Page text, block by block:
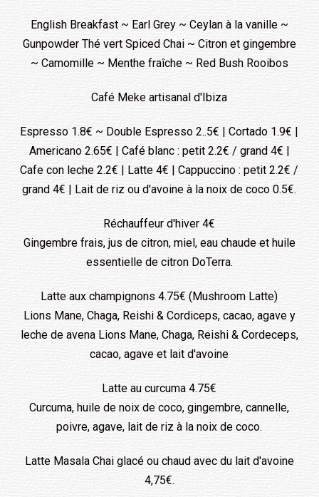
English Breakfast ~ Earl Grey ~ Ceylan à la vanille ~
Gunpowder Thé vert Spiced Chai ~ Citron et gingembre
~ Camomille ~ Menthe fraîche ~ Red Bush Rooibos
Café Meke artisanal d'Ibiza
Espresso 1.8€ ~ Double Espresso 2..5€ | Cortado 1.9€ |
Americano 2.65€ | Café blanc : petit 2.2€ / grand 4€ |
Cafe con leche 2.2€ | Latte 4€ | Cappuccino : petit 2.2€ /
grand 4€ | Lait de riz ou d'avoine à la noix de coco 0.5€.
Réchauffeur d'hiver 4€
Gingembre frais, jus de citron, miel, eau chaude et huile
essentielle de citron DoTerra.
Latte aux champignons 4.75€ (Mushroom Latte)
Lions Mane, Chaga, Reishi & Cordiceps, cacao, agave y
leche de avena Lions Mane, Chaga, Reishi & Cordeceps,
cacao, agave et lait d'avoine
Latte au curcuma 4.75€
Curcuma, huile de noix de coco, gingembre, cannelle,
poivre, agave, lait de riz à la noix de coco.
Latte Masala Chai glacé ou chaud avec du lait d'avoine
4,75€.